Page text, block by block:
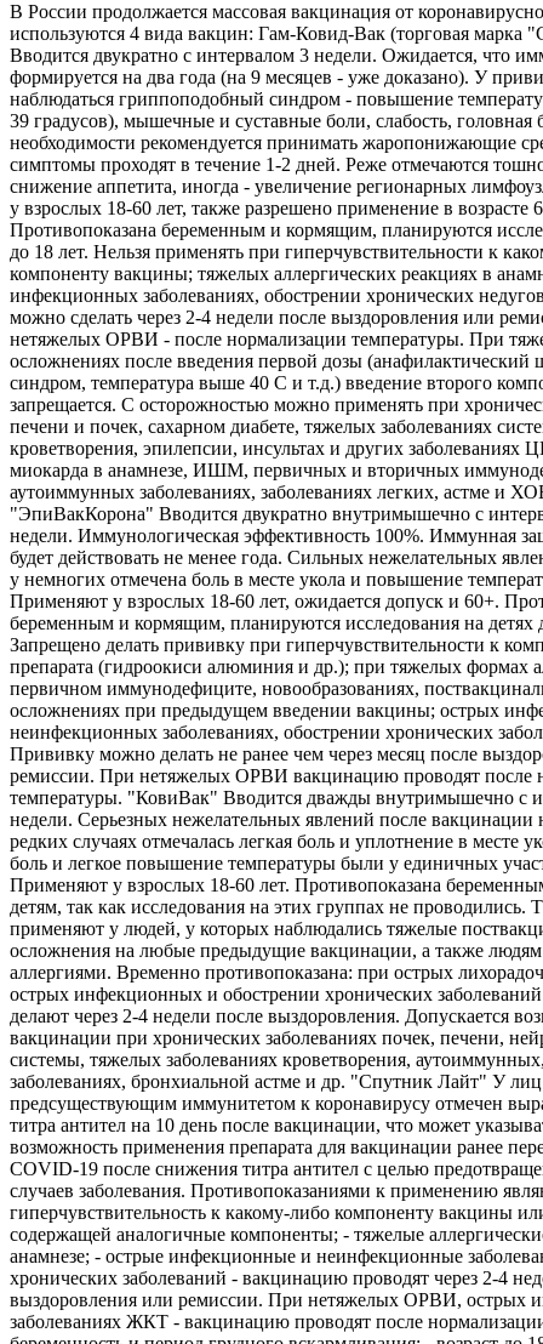
В России продолжается массовая вакцинация от
используются 4 вида вакцин: Гам-Ковид-Вак (торговая марка
Вводится двукратно с интервалом 3 недели. Ожидается, что
формируется на два года (на 9 месяцев - уже доказано). У
наблюдаться гриппоподобный синдром - повышение
39 градусов), мышечные и суставные боли, слабость, головная
необходимости рекомендуется принимать жаропонижающие
симптомы проходят в течение 1-2 дней. Реже отмечаются
снижение аппетита, иногда - увеличение регионарных
у взрослых 18-60 лет, также разрешено применение в возрасте
Противопоказана беременным и кормящим, планируются
до 18 лет. Нельзя применять при гиперчувствительности к
компоненту вакцины; тяжелых аллергических реакциях в
инфекционных заболеваниях, обострении хронических
можно сделать через 2-4 недели после выздоровления или
нетяжелых ОРВИ - после нормализации температуры. При
осложнениях после введения первой дозы
синдром, температура выше 40 С и т.д.) введение второго
запрещается. С осторожностью можно применять при
печени и почек, сахарном диабете, тяжелых заболеваниях
кроветворения, эпилепсии, инсультах и других заболеваниях
миокарда в анамнезе, ИШМ, первичных и вторичных
аутоиммунных заболеваниях, заболеваниях легких, астме и
"ЭпиВакКорона" Вводится двукратно внутримышечно с
недели. Иммунологическая эффективность 100%. Иммунная
будет действовать не менее года. Сильных нежелательных
у немногих отмечена боль в месте укола и повышение
Применяют у взрослых 18-60 лет, ожидается допуск и 60+.
беременным и кормящим, планируются исследования на детях
Запрещено делать прививку при гиперчувствительности к
препарата (гидроокиси алюминия и др.); при тяжелых формах
первичном иммунодефиците, новообразованиях,
осложнениях при предыдущем введении вакцины; острых
неинфекционных заболеваниях, обострении хронических
Прививку можно делать не ранее чем через месяц после
ремиссии. При нетяжелых ОРВИ вакцинацию проводят после
температуры. "КовиВак" Вводится дважды внутримышечно с
недели. Серьезных нежелательных явлений после вакцинации
редких случаях отмечалась легкая боль и уплотнение в месте
боль и легкое повышение температуры были у единичных
Применяют у взрослых 18-60 лет. Противопоказана
детям, так как исследования на этих группах не проводились.
применяют у людей, у которых наблюдались тяжелые
осложнения на любые предыдущие вакцинации, а также
аллергиями. Временно противопоказана: при острых
острых инфекционных и обострении хронических
делают через 2-4 недели после выздоровления. Допускается
вакцинации при хронических заболеваниях почек, печени,
системы, тяжелых заболеваниях кроветворения,
заболеваниях, бронхиальной астме и др. "Спутник Лайт" У
предсуществующим иммунитетом к коронавирусу отмечен
титра антител на 10 день после вакцинации, что может
возможность применения препарата для вакцинации ранее
COVID-19 после снижения титра антител с целью
случаев заболевания. Противопоказаниями к применению
гиперчувствительность к какому-либо компоненту вакцины
содержащей аналогичные компоненты; - тяжелые
анамнезе; - острые инфекционные и неинфекционные
хронических заболеваний - вакцинацию проводят через 2-4
выздоровления или ремиссии. При нетяжелых ОРВИ, острых
заболеваниях ЖКТ - вакцинацию проводят после